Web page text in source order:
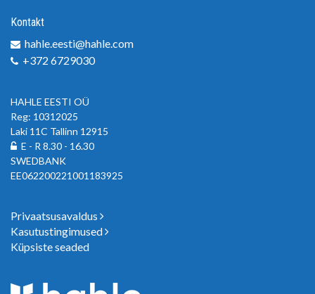
Kontakt
hahle.eesti@hahle.com
+372 6729030
HAHLE EESTI OÜ
Reg: 10312025
Laki 11C Tallinn 12915
E - R 8.30 - 16.30
SWEDBANK
EE062200221001183925
Privaatsusavaldus
Kasutustingimused
Küpsiste seaded